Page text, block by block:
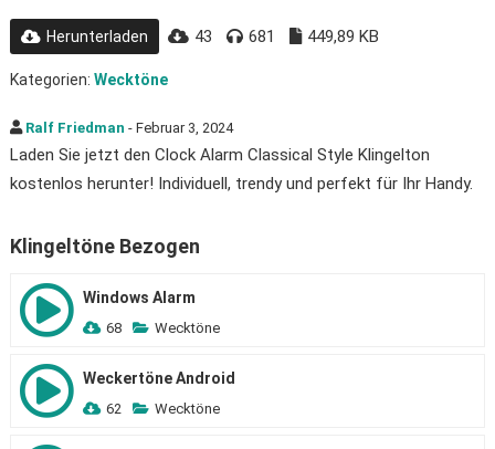
Herunterladen 43 681 449,89 KB
Kategorien: Wecktöne
Ralf Friedman - Februar 3, 2024
Laden Sie jetzt den Clock Alarm Classical Style Klingelton
kostenlos herunter! Individuell, trendy und perfekt für Ihr Handy.
Klingeltöne Bezogen
Windows Alarm
68 Wecktöne
Weckertöne Android
62 Wecktöne